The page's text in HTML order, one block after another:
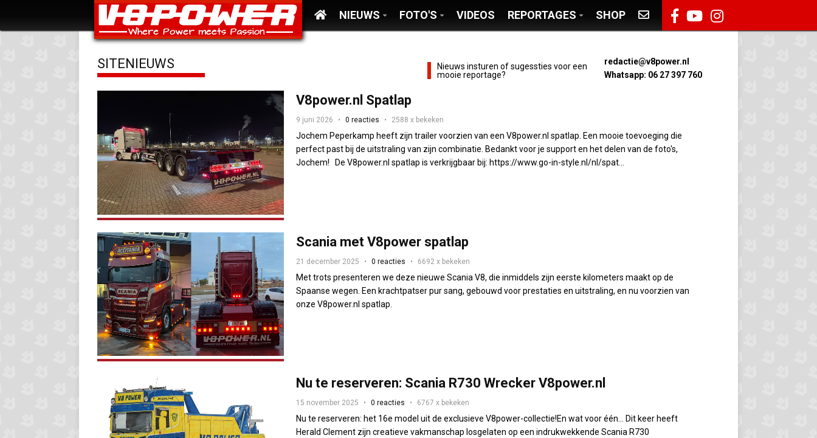
NIEUWS FOTO'S VIDEOS REPORTAGES SHOP
SITENIEUWS
Nieuws insturen of sugessties voor een
mooie reportage?
redactie@v8power.nl
Whatsapp: 06 27 397 760
V8power.nl Spatlap
9 juni 2026 0 reacties 2588 x bekeken
Jochem Peperkamp heeft zijn trailer voorzien van een V8power.nl spatlap. Een mooie toevoeging die
perfect past bij de uitstraling van zijn combinatie. Bedankt voor je support en het delen van de foto's,
Jochem! De V8power.nl spatlap is verkrijgbaar bij: https://www.go-in-style.nl/nl/spat...
Scania met V8power spatlap
21 december 2025 0 reacties 6692 x bekeken
Met trots presenteren we deze nieuwe Scania V8, die inmiddels zijn eerste kilometers maakt op de
Spaanse wegen. Een krachtpatser pur sang, gebouwd voor prestaties en uitstraling, en nu voorzien van
onze V8power.nl spatlap.
Nu te reserveren: Scania R730 Wrecker V8power.nl
15 november 2025 0 reacties 6767 x bekeken
Nu te reserveren: het 16e model uit de exclusieve V8power-collectie!En wat voor één… Dit keer heeft
Herald Clement zijn creatieve vakmanschap losgelaten op een indrukwekkende Scania R730